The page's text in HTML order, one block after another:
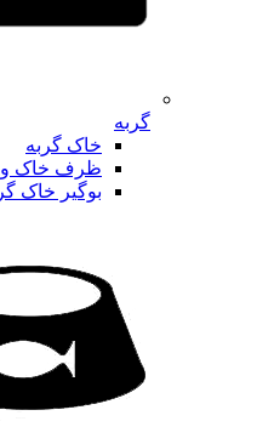
گربه
خاک گربه
ظرف خاک و
بوگیر خاک